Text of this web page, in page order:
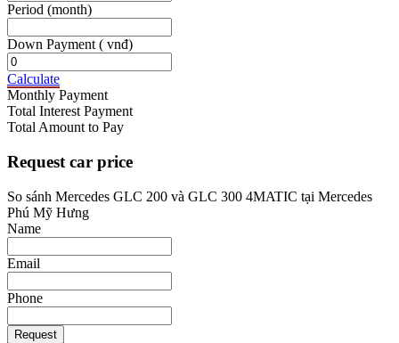
Period (month)
Down Payment ( vnđ)
Calculate
Monthly Payment
Total Interest Payment
Total Amount to Pay
Request car price
So sánh Mercedes GLC 200 và GLC 300 4MATIC tại Mercedes
Phú Mỹ Hưng
Name
Email
Phone
Request